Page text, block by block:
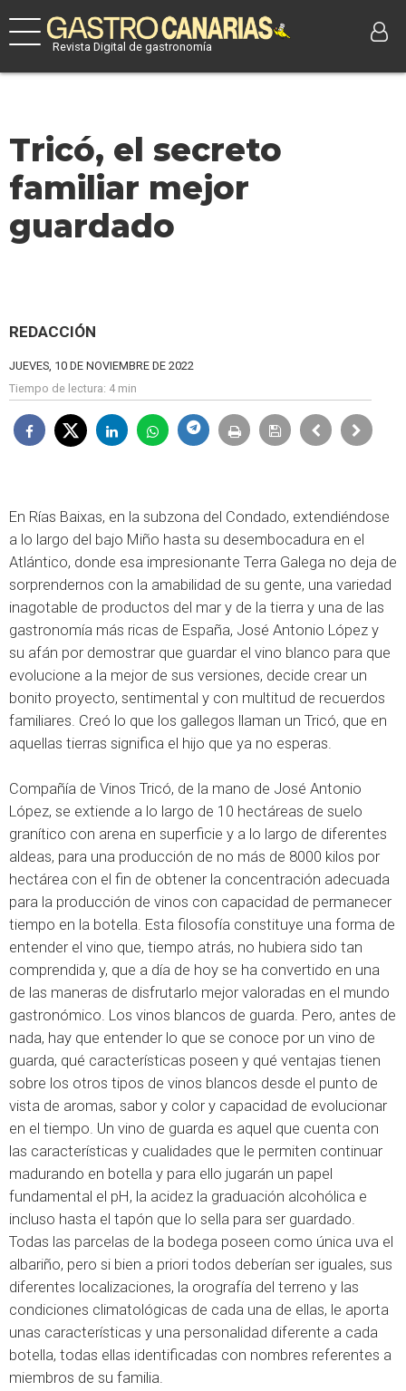
Revista Digital de gastronomía
Tricó, el secreto
familiar mejor
guardado
REDACCIÓN
JUEVES, 10 DE NOVIEMBRE DE 2022
Tiempo de lectura: 4 min
En Rías Baixas, en la subzona del Condado, extendiéndose
a lo largo del bajo Miño hasta su desembocadura en el
Atlántico, donde esa impresionante Terra Galega no deja de
sorprendernos con la amabilidad de su gente, una variedad
inagotable de productos del mar y de la tierra y una de las
gastronomía más ricas de España, José Antonio López y
su afán por demostrar que guardar el vino blanco para que
evolucione a la mejor de sus versiones, decide crear un
bonito proyecto, sentimental y con multitud de recuerdos
familiares. Creó lo que los gallegos llaman un Tricó, que en
aquellas tierras significa el hijo que ya no esperas.
Compañía de Vinos Tricó, de la mano de José Antonio
López, se extiende a lo largo de 10 hectáreas de suelo
granítico con arena en superficie y a lo largo de diferentes
aldeas, para una producción de no más de 8000 kilos por
hectárea con el fin de obtener la concentración adecuada
para la producción de vinos con capacidad de permanecer
tiempo en la botella. Esta filosofía constituye una forma de
entender el vino que, tiempo atrás, no hubiera sido tan
comprendida y, que a día de hoy se ha convertido en una
de las maneras de disfrutarlo mejor valoradas en el mundo
gastronómico. Los vinos blancos de guarda. Pero, antes de
nada, hay que entender lo que se conoce por un vino de
guarda, qué características poseen y qué ventajas tienen
sobre los otros tipos de vinos blancos desde el punto de
vista de aromas, sabor y color y capacidad de evolucionar
en el tiempo. Un vino de guarda es aquel que cuenta con
las características y cualidades que le permiten continuar
madurando en botella y para ello jugarán un papel
fundamental el pH, la acidez la graduación alcohólica e
incluso hasta el tapón que lo sella para ser guardado.
Todas las parcelas de la bodega poseen como única uva el
albariño, pero si bien a priori todos deberían ser iguales, sus
diferentes localizaciones, la orografía del terreno y las
condiciones climatológicas de cada una de ellas, le aporta
unas características y una personalidad diferente a cada
botella, todas ellas identificadas con nombres referentes a
miembros de su familia.